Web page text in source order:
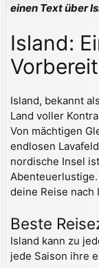
einen Text über
Island:
Island, bekannt
Land voller
Von mächtigen
endlosen
nordische Insel
deine Reise nach
Beste
Island kann zu
jede Saison ihre